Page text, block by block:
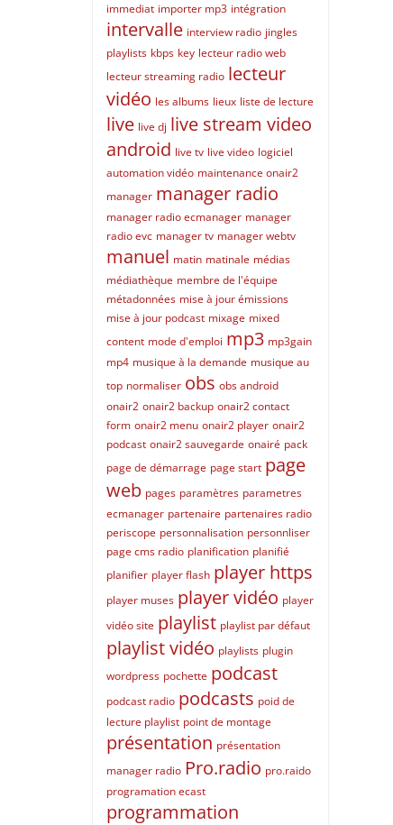
immediat importer mp3 intégration
intervalle interview radio jingles
playlists kbps key lecteur radio web
lecteur streaming radio lecteur
vidéo les albums lieux liste de lecture
live live dj live stream video
android live tv live video logiciel
automation vidéo maintenance onair2
manager manager radio
manager radio ecmanager manager
radio evc manager tv manager webtv
manuel matin matinale médias
médiathèque membre de l'équipe
métadonnées mise à jour émissions
mise à jour podcast mixage mixed
content mode d'emploi mp3 mp3gain
mp4 musique à la demande musique au
top normaliser obs obs android
onair2 onair2 backup onair2 contact
form onair2 menu onair2 player onair2
podcast onair2 sauvegarde onairé pack
page de démarrage page start page
web pages paramètres parametres
ecmanager partenaire partenaires radio
periscope personnalisation personnliser
page cms radio planification planifié
planifier player flash player https
player muses player vidéo player
vidéo site playlist playlist par défaut
playlist vidéo playlists plugin
wordpress pochette podcast
podcast radio podcasts poid de
lecture playlist point de montage
présentation présentation
manager radio Pro.radio pro.raido
programation ecast
programmation